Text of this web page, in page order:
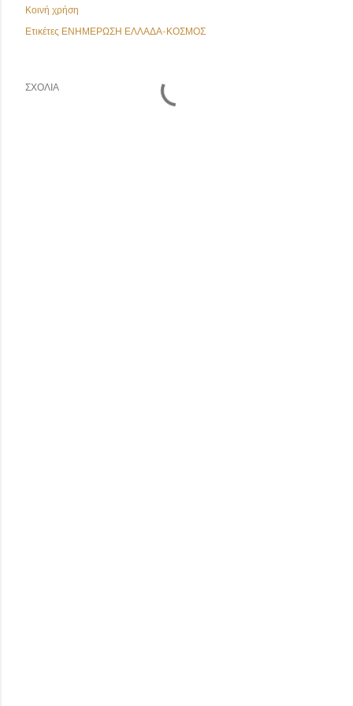
Κοινή χρήση
Ετικέτες ΕΝΗΜΕΡΩΣΗ ΕΛΛΑΔΑ-ΚΟΣΜΟΣ
ΣΧΌΛΙΑ